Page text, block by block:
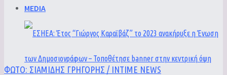
MEDIA
ΦΩΤΟ: ΣΙΑΜΙΔΗΣ ΓΡΗΓΟΡΗΣ / INTIME NEWS